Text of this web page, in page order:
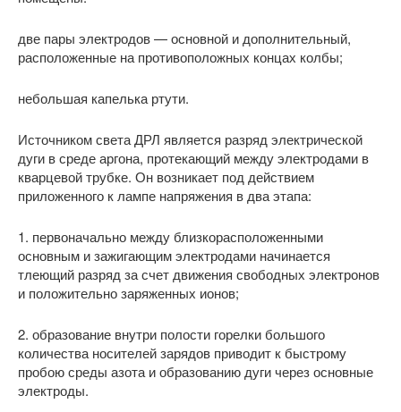
две пары электродов — основной и дополнительный,
расположенные на противоположных концах колбы;
небольшая капелька ртути.
Источником света ДРЛ является разряд электрической
дуги в среде аргона, протекающий между электродами в
кварцевой трубке. Он возникает под действием
приложенного к лампе напряжения в два этапа:
1. первоначально между близкорасположенными
основным и зажигающим электродами начинается
тлеющий разряд за счет движения свободных электронов
и положительно заряженных ионов;
2. образование внутри полости горелки большого
количества носителей зарядов приводит к быстрому
пробою среды азота и образованию дуги через основные
электроды.